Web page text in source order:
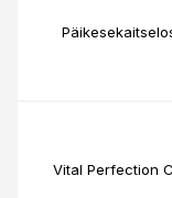
Vital Perfection